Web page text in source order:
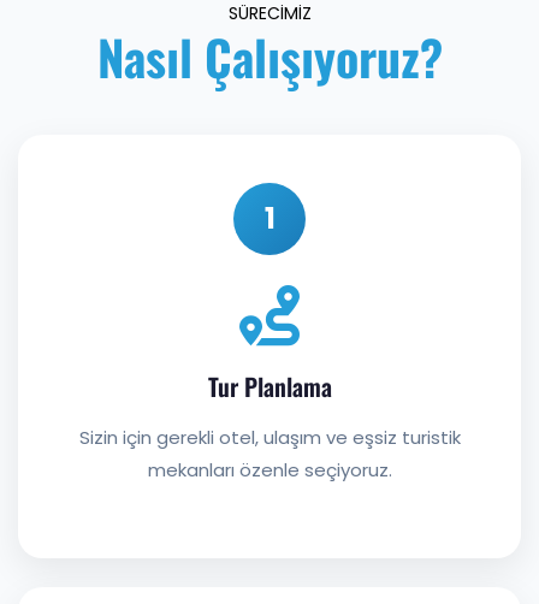
SÜRECİMİZ
Nasıl Çalışıyoruz?
1
Tur Planlama
Sizin için gerekli otel, ulaşım ve eşsiz turistik
mekanları özenle seçiyoruz.